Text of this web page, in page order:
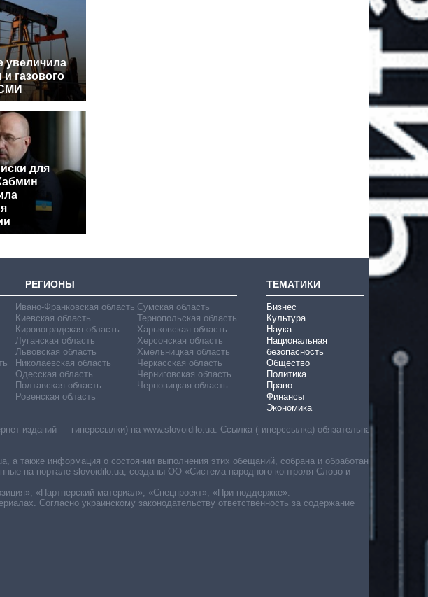
увеличила
газового
для
РЕГИОНЫ
Ивано-Франковская область
Киевская область
Кировоградская область
Луганская область
Львовская область
Николаевская область
Одесская область
Полтавская область
Ровенская область
Сумская область
Тернопольская область
Харьковская область
Херсонская область
Хмельницкая область
Черкасская область
Черниговская область
Черновицкая область
ТЕМАТИКИ
Бизнес
Культура
Наука
Национальная
безопасность
Общество
Политика
Право
Финансы
Экономика
изданий — гиперссылки) на www.slovoidilo.ua. Ссылка (гиперссылка) обязательна
также информация о состоянии выполнения этих обещаний, собрана и обработана
на портале slovoidilo.ua, созданы ОО «Система народного контроля Слово и
«Партнерский материал», «Спецпроект», «При поддержке».
Согласно украинскому законодательству ответственность за содержание